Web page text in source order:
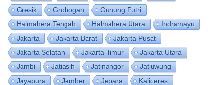
Gresik
Grobogan
Gunung Putri
Halmahera Tengah
Halmahera Utara
Indramayu
Jakarta
Jakarta Barat
Jakarta Pusat
Jakarta Selatan
Jakarta Timur
Jakarta Utara
Jambi
Jatiasih Jatinangor
Jatiuwung
Jayapura
Jember Jepara
Kalideres